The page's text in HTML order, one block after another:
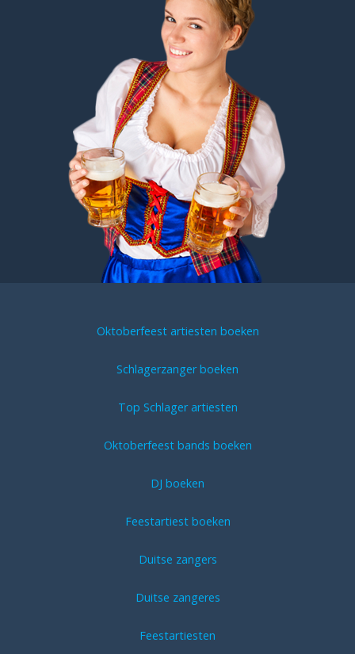
Oktoberfeest artiesten boeken
Schlagerzanger boeken
Top Schlager artiesten
Oktoberfeest bands boeken
DJ boeken
Feestartiest boeken
Duitse zangers
Duitse zangeres
Feestartiesten